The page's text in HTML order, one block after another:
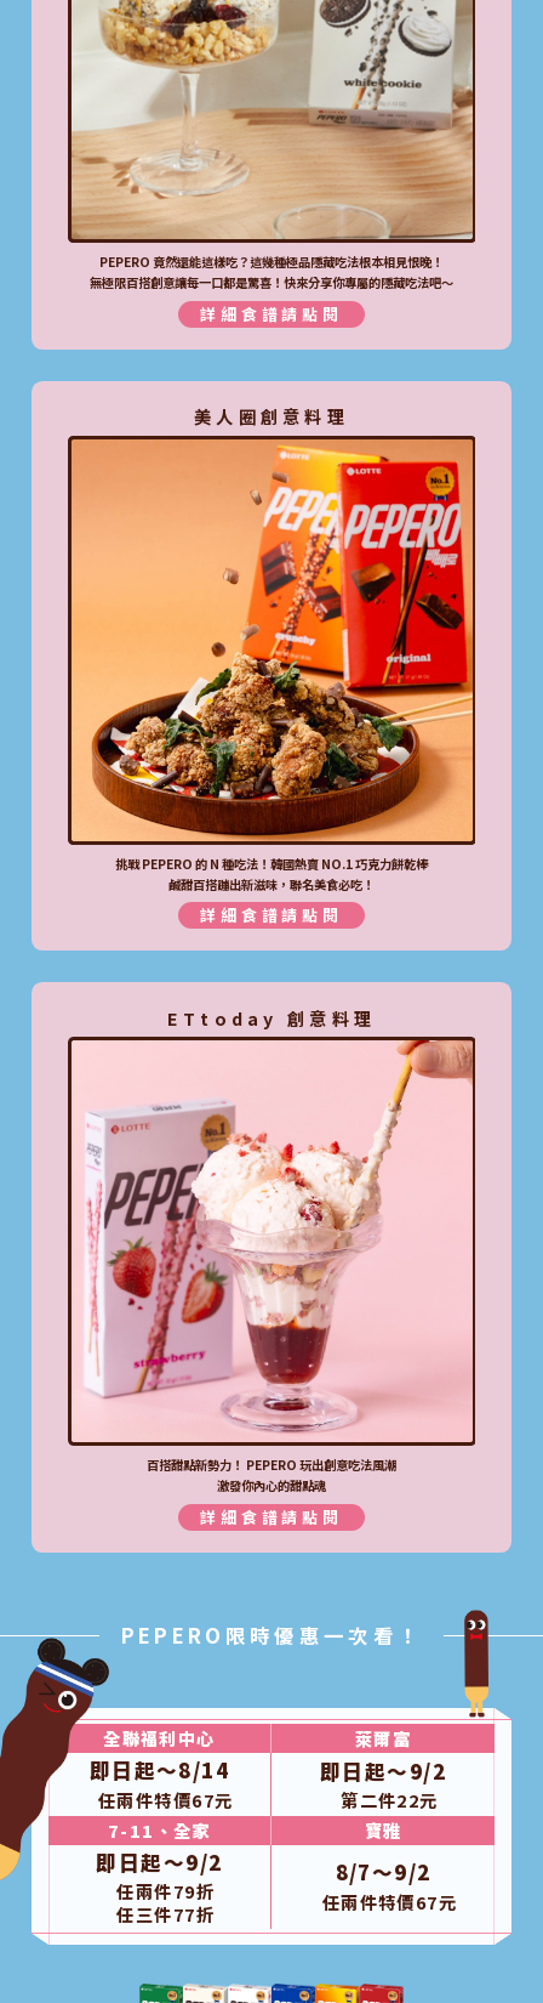
PEPERO 竟然還能這樣吃？這幾種極品隱藏吃法根本相見恨晚！
無極限百搭創意讓每一口都是驚喜！快來分享你專屬的隱藏吃法吧～
詳細食譜請點閱
美人圈創意料理
挑戰 PEPERO 的 N 種吃法！韓國熱賣 NO.1 巧克力餅乾棒
鹹甜百搭蹦出新滋味，聯名美食必吃！
詳細食譜請點閱
ETtoday 創意料理
百搭甜點新勢力！ PEPERO 玩出創意吃法風潮
激發你內心的甜點魂
詳細食譜請點閱
PEPERO限時優惠一次看！
全聯福利中心
即日起～8/14
任兩件特價67元
萊爾富
即日起～9/2
第二件22元
7-11、全家
即日起～9/2
任兩件79折
任三件77折
寶雅
8/7～9/2
任兩件特價67元